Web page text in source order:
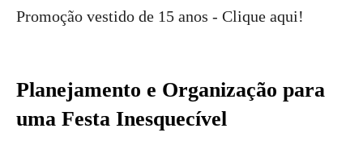
Promoção vestido de 15 anos - Clique aqui!
Planejamento e Organização para
uma Festa Inesquecível